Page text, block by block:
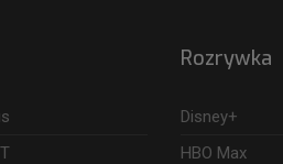
Rozrywka
Disney+
HBO Max